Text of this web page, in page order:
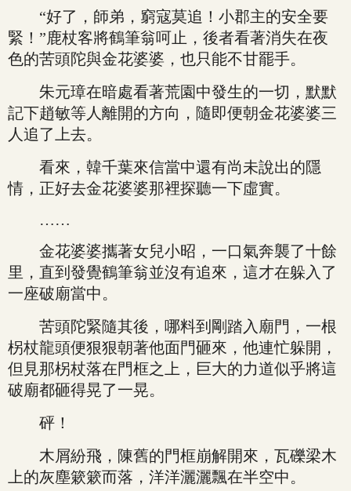
“好了，師弟，窮寇莫追！小郡主的安全要
緊！”鹿杖客將鶴筆翁呵止，後者看著消失在夜
色的苦頭陀與金花婆婆，也只能不甘罷手。
朱元璋在暗處看著荒園中發生的一切，默默
記下趙敏等人離開的方向，隨即便朝金花婆婆三
人追了上去。
看來，韓千葉來信當中還有尚未說出的隱
情，正好去金花婆婆那裡探聽一下虛實。
……
金花婆婆攜著女兒小昭，一口氣奔襲了十餘
里，直到發覺鶴筆翁並沒有追來，這才在躲入了
一座破廟當中。
苦頭陀緊隨其後，哪料到剛踏入廟門，一根
柺杖龍頭便狠狠朝著他面門砸來，他連忙躲開，
但見那柺杖落在門框之上，巨大的力道似乎將這
破廟都砸得晃了一晃。
砰！
木屑紛飛，陳舊的門框崩解開來，瓦礫梁木
上的灰塵簌簌而落，洋洋灑灑飄在半空中。